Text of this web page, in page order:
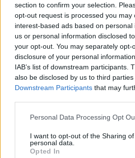
section to confirm your selection.
opt-out request is processed you may
interest-based ads based on
us or personal information disclosed
your opt-out. You may separately opt-
disclosure of your personal
IAB’s list of downstream participants.
also be disclosed by us to third
Downstream Participants that may
Personal Data Processing Opt
I want to opt-out of the Sharing
personal data.
Opted In
γλυκιά προσδοκία του
μαγεία της στιγμής
συγκλονιστική εμπειρία
συναισθήματα!
63
SHARES
The bachelor κράξιμο
Αλέξης Παππάς
Παναγιώτης Βασιλάκος